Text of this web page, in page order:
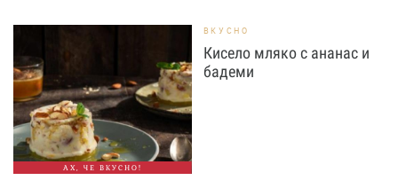
АХ, ЧЕ ВКУСНО!
ВКУСНО
Кисело мляко с ананас и
бадеми